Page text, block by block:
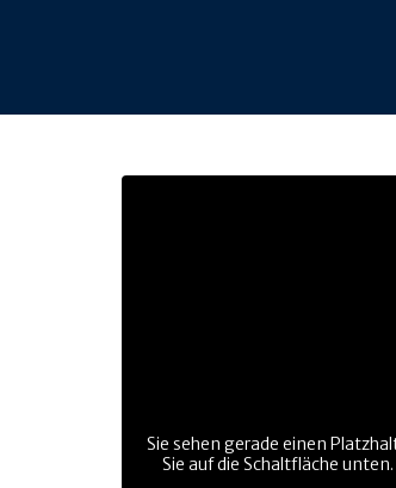
Sie sehen gerade einen
Sie auf die Schaltfläche